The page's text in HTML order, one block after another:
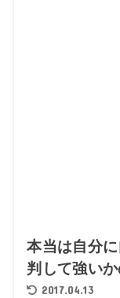
本当は自分に
判して強い
2017.04.13